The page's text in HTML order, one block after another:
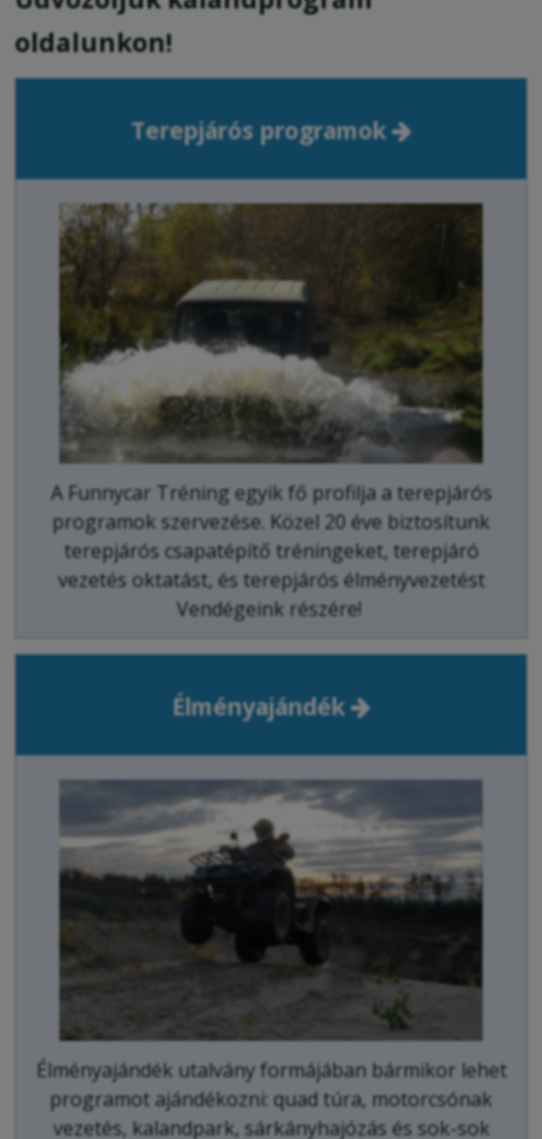
oldalunkon!
Terepjárós programok
A Funnycar Tréning egyik fő profilja a terepjárós
programok szervezése. Közel 20 éve biztosítunk
terepjárós csapatépítő tréningeket, terepjáró
vezetés oktatást, és terepjárós élményvezetést
Vendégeink részére!
Élményajándék
Élményajándék utalvány formájában bármikor lehet
programot ajándékozni: quad túra, motorcsónak
vezetés, kalandpark, sárkányhajózás és sok-sok